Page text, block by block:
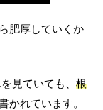
肥厚していくか
見ていても、 根
かれています。